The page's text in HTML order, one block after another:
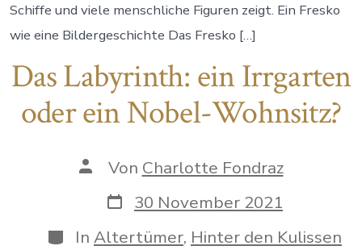
Schiffe und viele menschliche Figuren zeigt. Ein Fresko
wie eine Bildergeschichte Das Fresko […]
Das Labyrinth: ein Irrgarten
oder ein Nobel-Wohnsitz?
Autor
Beitrags
Von Charlotte Fondraz
Datum
des
Beitrags
30 November 2021
Kategorien
In Altertümer, Hinter den Kulissen